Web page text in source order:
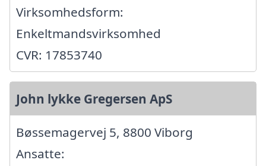
Virksomhedsform:
Enkeltmandsvirksomhed
CVR: 17853740
John lykke Gregersen ApS
Bøssemagervej 5, 8800 Viborg
Ansatte: